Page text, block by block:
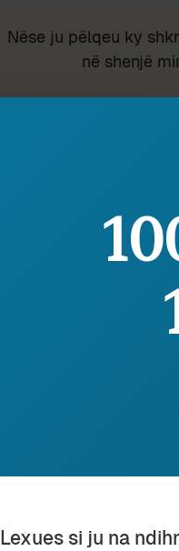
Nëse ju pëlqeu ky
në shenjë
Shkrimtari,
eseistikë dhe
Shqipërisë,
Lexues si ju na